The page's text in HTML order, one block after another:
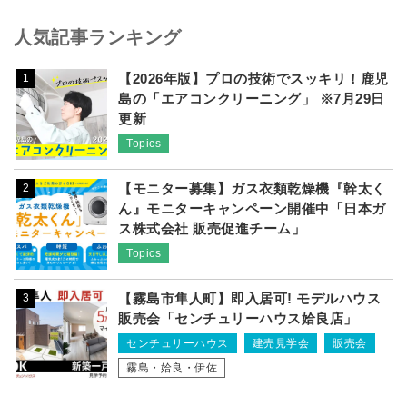
人気記事ランキング
1
【2026年版】プロの技術でスッキリ！鹿児
島の「エアコンクリーニング」 ※7月29日
更新
Topics
2
【モニター募集】ガス衣類乾燥機『幹太く
ん』モニターキャンペーン開催中「日本ガ
ス株式会社 販売促進チーム」
Topics
3
【霧島市隼人町】即入居可! モデルハウス
販売会「センチュリーハウス姶良店」
センチュリーハウス 建売見学会
販売会
霧島・姶良・伊佐